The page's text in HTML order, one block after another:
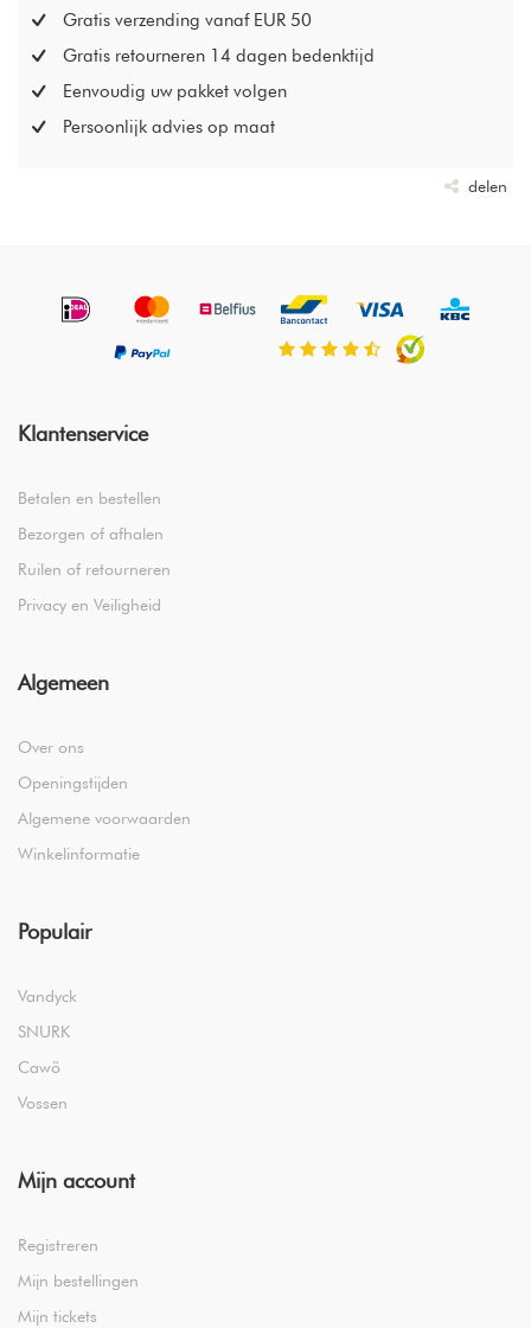
Gratis verzending vanaf EUR 50
Gratis retourneren 14 dagen bedenktijd
Eenvoudig uw pakket volgen
Persoonlijk advies op maat
delen
Klantenservice
Betalen en bestellen
Bezorgen of afhalen
Ruilen of retourneren
Privacy en Veiligheid
Algemeen
Over ons
Openingstijden
Algemene voorwaarden
Winkelinformatie
Populair
Vandyck
SNURK
Cawö
Vossen
Mijn account
Registreren
Mijn bestellingen
Mijn tickets